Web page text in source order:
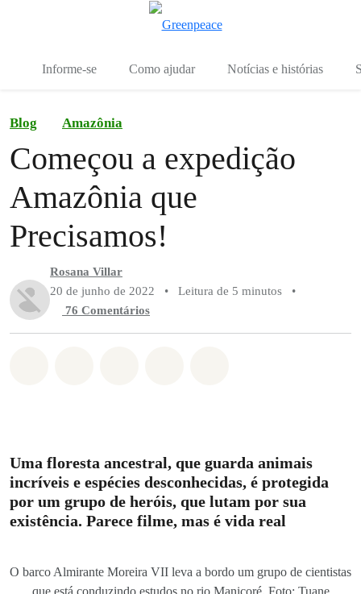
Informe-se Como ajudar Notícias e histórias
Blog Amazônia
Começou a expedição
Amazônia que
Precisamos!
Rosana Villar
20 de junho de 2022
• Leitura de 5 minutos
•
76 Comentários
Uma floresta ancestral, que guarda animais
incríveis e espécies desconhecidas, é protegida
por um grupo de heróis, que lutam por sua
existência. Parece filme, mas é vida real
O barco Almirante Moreira VII leva a bordo um grupo de cientistas
que está conduzindo estudos no rio Manicoré. Foto: Tuane